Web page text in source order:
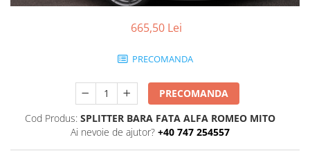
Statii radio CB
Accesorii bari auto
Adaos bara fata
Adaos bara spate
Aripi auto
665,50 Lei
PRECOMANDA
PRECOMANDA
Cod Produs: SPLITTER BARA FATA ALFA ROMEO MITO
Ai nevoie de ajutor? +40 747 254557